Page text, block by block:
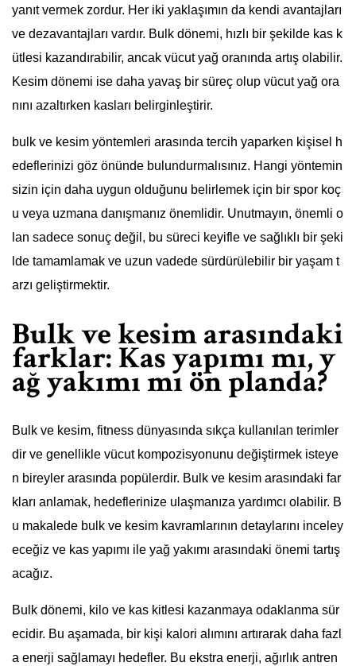
yanıt vermek zordur. Her iki yaklaşımın da kendi avantajları
ve dezavantajları vardır. Bulk dönemi, hızlı bir şekilde kas k
ütlesi kazandırabilir, ancak vücut yağ oranında artış olabilir.
Kesim dönemi ise daha yavaş bir süreç olup vücut yağ ora
nını azaltırken kasları belirginleştirir.
bulk ve kesim yöntemleri arasında tercih yaparken kişisel h
edeflerinizi göz önünde bulundurmalısınız. Hangi yöntemin
sizin için daha uygun olduğunu belirlemek için bir spor koç
u veya uzmana danışmanız önemlidir. Unutmayın, önemli o
lan sadece sonuç değil, bu süreci keyifle ve sağlıklı bir şeki
lde tamamlamak ve uzun vadede sürdürülebilir bir yaşam t
arzı geliştirmektir.
Bulk ve kesim arasındaki
farklar: Kas yapımı mı, y
ağ yakımı mı ön planda?
Bulk ve kesim, fitness dünyasında sıkça kullanılan terimler
dir ve genellikle vücut kompozisyonunu değiştirmek isteye
n bireyler arasında popülerdir. Bulk ve kesim arasındaki far
kları anlamak, hedeflerinize ulaşmanıza yardımcı olabilir. B
u makalede bulk ve kesim kavramlarının detaylarını inceley
eceğiz ve kas yapımı ile yağ yakımı arasındaki önemi tartış
acağız.
Bulk dönemi, kilo ve kas kitlesi kazanmaya odaklanma sür
ecidir. Bu aşamada, bir kişi kalori alımını artırarak daha fazl
a enerji sağlamayı hedefler. Bu ekstra enerji, ağırlık antren